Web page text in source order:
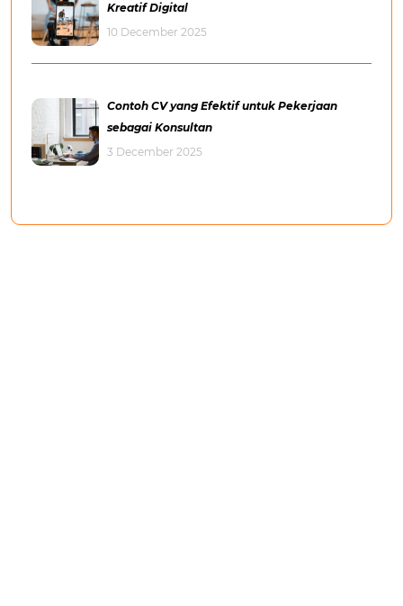
Kreatif Digital
10 December 2025
Contoh CV yang Efektif untuk Pekerjaan
sebagai Konsultan
3 December 2025